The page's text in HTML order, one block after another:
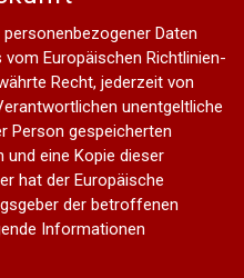
Daten
Europäischen Richtlinien-
Recht, jederzeit von
unentgeltliche
Person gespeicherten
und eine Kopie dieser
hat der Europäische
der betroffenen
Informationen